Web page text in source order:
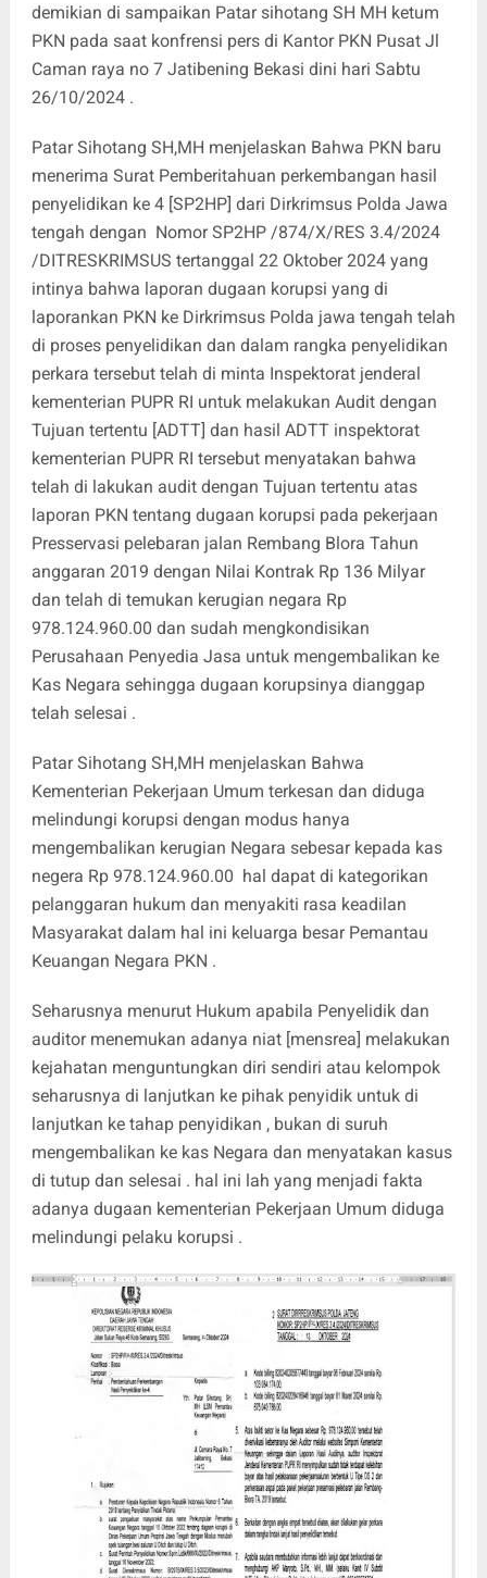
demikian di sampaikan Patar sihotang SH MH ketum
PKN pada saat konfrensi pers di Kantor PKN Pusat Jl
Caman raya no 7 Jatibening Bekasi dini hari Sabtu
26/10/2024 .
Patar Sihotang SH,MH menjelaskan Bahwa PKN baru
menerima Surat Pemberitahuan perkembangan hasil
penyelidikan ke 4 [SP2HP] dari Dirkrimsus Polda Jawa
tengah dengan Nomor SP2HP /874/X/RES 3.4/2024
/DITRESKRIMSUS tertanggal 22 Oktober 2024 yang
intinya bahwa laporan dugaan korupsi yang di
laporankan PKN ke Dirkrimsus Polda jawa tengah telah
di proses penyelidikan dan dalam rangka penyelidikan
perkara tersebut telah di minta Inspektorat jenderal
kementerian PUPR RI untuk melakukan Audit dengan
Tujuan tertentu [ADTT] dan hasil ADTT inspektorat
kementerian PUPR RI tersebut menyatakan bahwa
telah di lakukan audit dengan Tujuan tertentu atas
laporan PKN tentang dugaan korupsi pada pekerjaan
Presservasi pelebaran jalan Rembang Blora Tahun
anggaran 2019 dengan Nilai Kontrak Rp 136 Milyar
dan telah di temukan kerugian negara Rp
978.124.960.00 dan sudah mengkondisikan
Perusahaan Penyedia Jasa untuk mengembalikan ke
Kas Negara sehingga dugaan korupsinya dianggap
telah selesai .
Patar Sihotang SH,MH menjelaskan Bahwa
Kementerian Pekerjaan Umum terkesan dan diduga
melindungi korupsi dengan modus hanya
mengembalikan kerugian Negara sebesar kepada kas
negera Rp 978.124.960.00 hal dapat di kategorikan
pelanggaran hukum dan menyakiti rasa keadilan
Masyarakat dalam hal ini keluarga besar Pemantau
Keuangan Negara PKN .
Seharusnya menurut Hukum apabila Penyelidik dan
auditor menemukan adanya niat [mensrea] melakukan
kejahatan menguntungkan diri sendiri atau kelompok
seharusnya di lanjutkan ke pihak penyidik untuk di
lanjutkan ke tahap penyidikan , bukan di suruh
mengembalikan ke kas Negara dan menyatakan kasus
di tutup dan selesai . hal ini lah yang menjadi fakta
adanya dugaan kementerian Pekerjaan Umum diduga
melindungi pelaku korupsi .